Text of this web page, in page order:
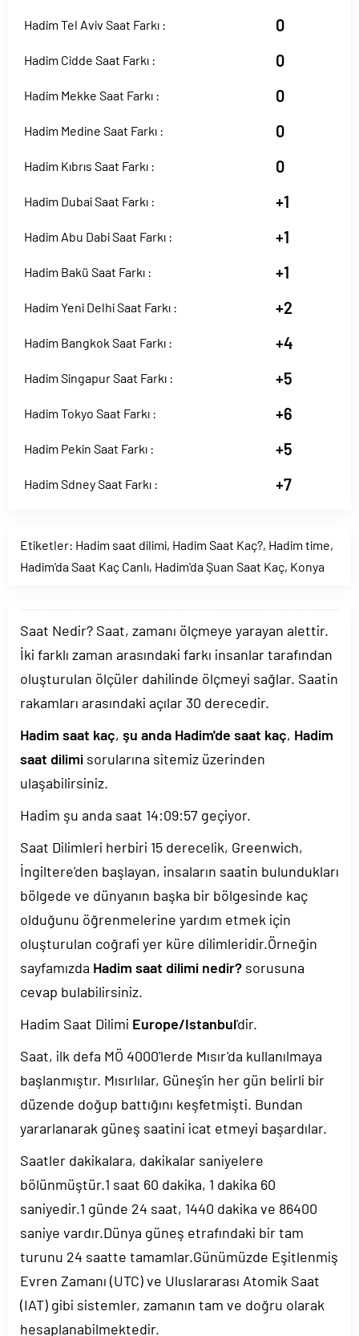
Hadim Tel Aviv Saat Farkı : 0
Hadim Cidde Saat Farkı : 0
Hadim Mekke Saat Farkı : 0
Hadim Medine Saat Farkı : 0
Hadim Kıbrıs Saat Farkı : 0
Hadim Dubai Saat Farkı : +1
Hadim Abu Dabi Saat Farkı : +1
Hadim Bakü Saat Farkı : +1
Hadim Yeni Delhi Saat Farkı : +2
Hadim Bangkok Saat Farkı : +4
Hadim Singapur Saat Farkı : +5
Hadim Tokyo Saat Farkı : +6
Hadim Pekin Saat Farkı : +5
Hadim Sdney Saat Farkı : +7
Etiketler: Hadim saat dilimi, Hadim Saat Kaç?, Hadim time,
Hadim'da Saat Kaç Canlı, Hadim'da Şuan Saat Kaç, Konya
Saat Nedir? Saat, zamanı ölçmeye yarayan alettir.
İki farklı zaman arasındaki farkı insanlar tarafından
oluşturulan ölçüler dahilinde ölçmeyi sağlar. Saatin
rakamları arasındaki açılar 30 derecedir.
Hadim saat kaç, şu anda Hadim'de saat kaç, Hadim
saat dilimi sorularına sitemiz üzerinden
ulaşabilirsiniz.
Hadim şu anda saat 14:09:57 geçiyor.
Saat Dilimleri herbiri 15 derecelik, Greenwich,
İngiltere'den başlayan, insaların saatin bulundukları
bölgede ve dünyanın başka bir bölgesinde kaç
olduğunu öğrenmelerine yardım etmek için
oluşturulan coğrafi yer küre dilimleridir.Örneğin
sayfamızda Hadim saat dilimi nedir? sorusuna
cevap bulabilirsiniz.
Hadim Saat Dilimi Europe/Istanbul'dir.
Saat, ilk defa MÖ 4000'lerde Mısır'da kullanılmaya
başlanmıştır. Mısırlılar, Güneş'in her gün belirli bir
düzende doğup battığını keşfetmişti. Bundan
yararlanarak güneş saatini icat etmeyi başardılar.
Saatler dakikalara, dakikalar saniyelere
bölünmüştür.1 saat 60 dakika, 1 dakika 60
saniyedir.1 günde 24 saat, 1440 dakika ve 86400
saniye vardır.Dünya güneş etrafındaki bir tam
turunu 24 saatte tamamlar.Günümüzde Eşitlenmiş
Evren Zamanı (UTC) ve Uluslararası Atomik Saat
(IAT) gibi sistemler, zamanın tam ve doğru olarak
hesaplanabilmektedir.